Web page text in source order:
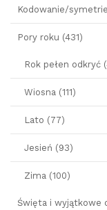
Kodowanie/
Pory roku (431)
Rok pełen odkryć
Wiosna (111)
Lato (77)
Jesień (93)
Zima (100)
Święta i wyjątkowe